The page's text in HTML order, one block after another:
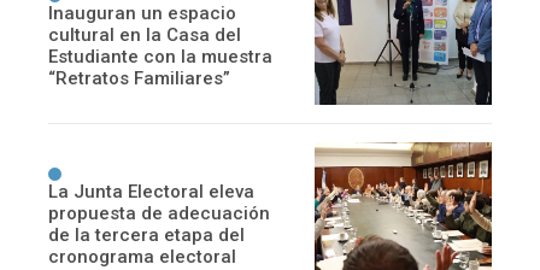
Inauguran un espacio
cultural en la Casa del
Estudiante con la muestra
“Retratos Familiares”
La Junta Electoral eleva
propuesta de adecuación
de la tercera etapa del
cronograma electoral